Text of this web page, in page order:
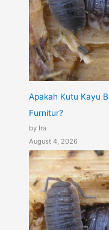
Apakah Kutu Kayu
Furnitur?
by Ira
August 4, 2026